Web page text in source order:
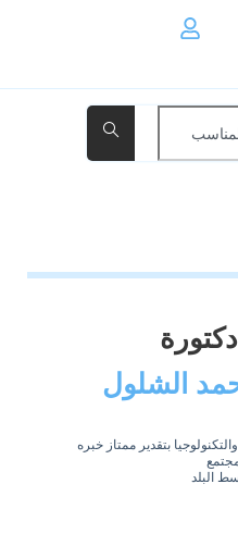
الشلول
بتقدير ممتاز خبره
البلد